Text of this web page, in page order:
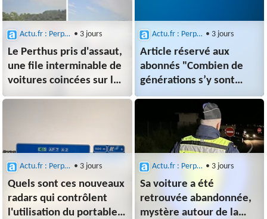
Actu.fr : Perpignan • 3 jours
Le Perthus pris d'assaut,
une file interminable de
voitures coincées sur la
route pour aller
Actu.fr : Perpignan • 3 jours
Article réservé aux
abonnés "Combien de
générations s’y sont
retrouvées ?" Ce café
historique des Pyrénées-
Orientales va disparaître
Actu.fr : Perpignan • 3 jours
Quels sont ces nouveaux
radars qui contrôlent
l'utilisation du portable
Actu.fr : Perpignan • 3 jours
Sa voiture a été
retrouvée abandonnée,
mystère autour de la